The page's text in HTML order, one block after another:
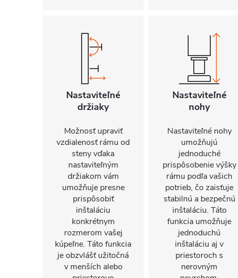
Nastaviteľné
držiaky
Možnosť upraviť
vzdialenosť rámu od
steny vďaka
nastaviteľným
držiakom vám
umožňuje presne
prispôsobiť
inštaláciu
konkrétnym
rozmerom vašej
kúpeľne. Táto funkcia
je obzvlášť užitočná
v menších alebo
Nastaviteľné
nohy
Nastaviteľné nohy
umožňujú
jednoduché
prispôsobenie výšky
rámu podľa vašich
potrieb, čo zaisťuje
stabilnú a bezpečnú
inštaláciu. Táto
funkcia umožňuje
jednoduchú
inštaláciu aj v
priestoroch s
nerovným